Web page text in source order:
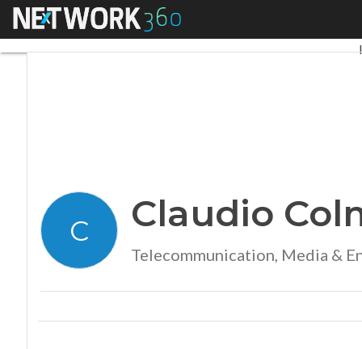
Menu
C Claudio
Telecommunication, Media &